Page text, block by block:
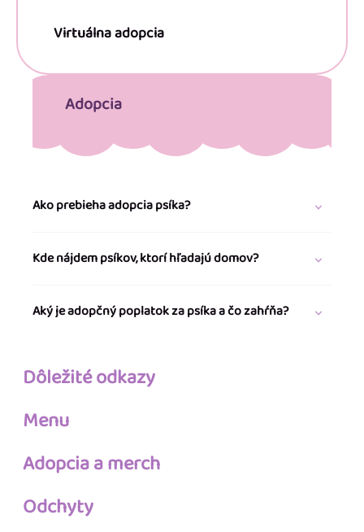
Virtuálna adopcia
Adopcia
Ako prebieha adopcia psíka?
Kde nájdem psíkov, ktorí hľadajú domov?
Aký je adopčný poplatok za psíka a čo zahŕňa?
Dôležité odkazy
Menu
Adopcia a merch
Odchyty